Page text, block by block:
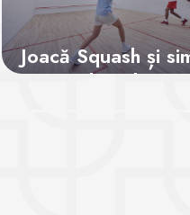
Joacă Squash și
adrenalina